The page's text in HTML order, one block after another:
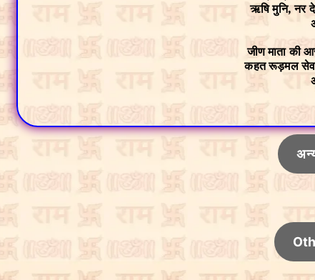
ऋषि मुनि, नर
जीण माता की
कहत रूड़मल